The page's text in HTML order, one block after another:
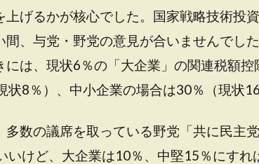
上げるかが核心でした。国家戦略技術投
間、与党・野党の意見が合いませんでし
には、現状6％の「大企業」の関連税額
状8％）、中小企業の場合は30％（現状
多数の議席を取っている野党「共に民主
いけど、大企業は10％、中堅15％にす